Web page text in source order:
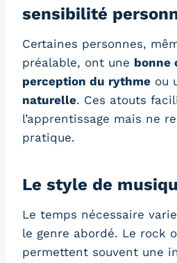
sensibilité
Certaines personnes,
préalable, ont une bonne
perception du rythme ou
naturelle. Ces atouts
l’apprentissage mais ne
pratique.
Le style de
Le temps nécessaire
le genre abordé. Le rock
permettent souvent une